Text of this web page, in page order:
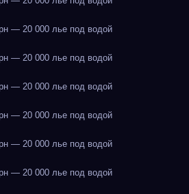
— 20 000 лье под водой
— 20 000 лье под водой
— 20 000 лье под водой
— 20 000 лье под водой
— 20 000 лье под водой
— 20 000 лье под водой